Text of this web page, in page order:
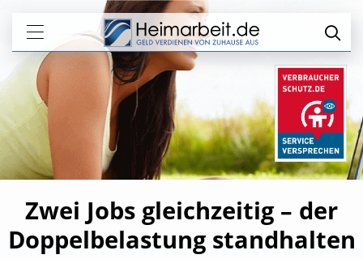
Zwei Jobs gleichzeitig – der
Doppelbelastung standhalten